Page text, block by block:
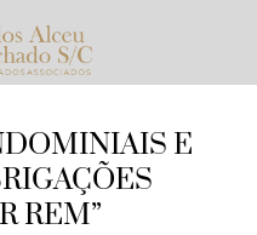
E
REM”